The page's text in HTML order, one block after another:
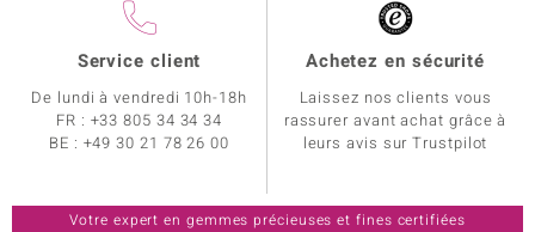
Service client
De lundi à vendredi 10h-18h
FR : +33 805 34 34 34
BE : +49 30 21 78 26 00
Achetez en sécurité
Laissez nos clients vous
rassurer avant achat grâce à
leurs avis sur Trustpilot
Votre expert en gemmes précieuses et fines certifiées